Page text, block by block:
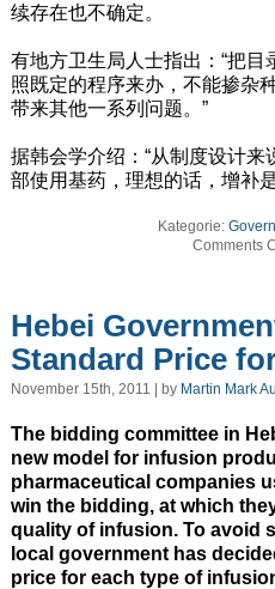
续存在也不确定。
有地方卫生局人士指出：“把
照既定的程序来办，不能掺杂
带来其他一系列问题。”
据韩会学介绍：“从制度设计
部使用基药，理想的话，增补
Kategorie:
Comments
Hebei
Standard Price
November 15th, 2011 | by Martin Mark
The bidding committee in
new model for infusion
pharmaceutical companies
win the bidding, at which
quality of infusion. To avoid
local government has
price for each type of